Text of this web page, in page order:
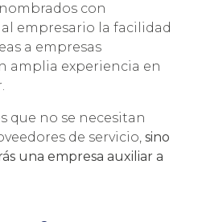
con
empresario la facilidad
a empresas
amplia experiencia en
que no se necesitan
de servicio, sino
una empresa auxiliar a
NUESTRA